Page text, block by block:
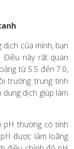
của mình, bạn
Điều này rất quan
từ 5.5 đến 7.0,
trường trung tính
dịch giúp làm
pH thường có tính
được làm loãng